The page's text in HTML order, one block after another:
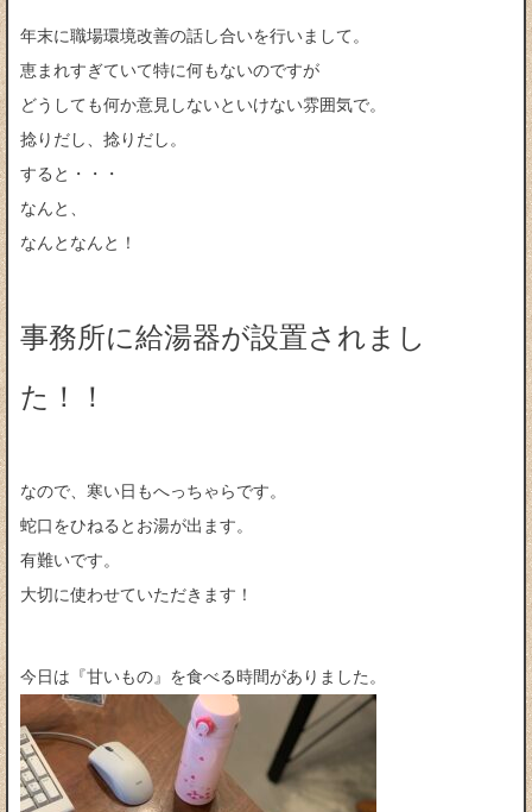
年末に職場環境改善の話し合いを行いまして。
恵まれすぎていて特に何もないのですが
どうしても何か意見しないといけない雰囲気で。
捻りだし、捻りだし。
すると・・・
なんと、
なんとなんと！
事務所に給湯器が設置されまし
た！！
なので、寒い日もへっちゃらです。
蛇口をひねるとお湯が出ます。
有難いです。
大切に使わせていただきます！
今日は『甘いもの』を食べる時間がありました。